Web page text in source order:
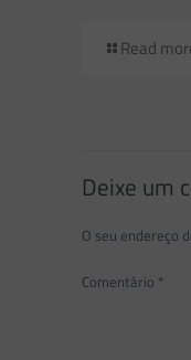
Read
Deixe um
O seu endereço
Comentário *